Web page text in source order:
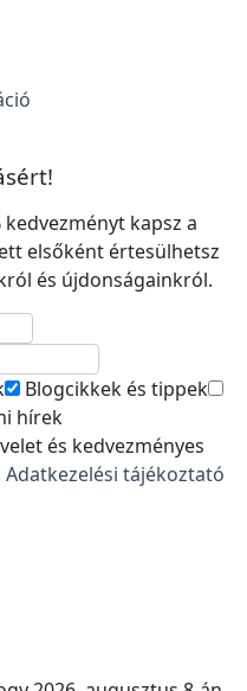
kapsz a
elsőként értesülhetsz
és újdonságainkról.
Blogcikkek és tippek
hírek
és kedvezményes
Adatkezelési tájékoztató